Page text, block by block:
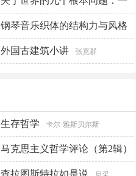
个中学生眼中的哲学探索 张朔
宁
钢琴音乐织体的结构力与风格
研究 王庆
外国古建筑小讲 张克群
生存哲学 卡尔·雅斯贝尔斯
马克思主义哲学评论（第2辑）
陈新夏 杨生平 黄志军
查拉图斯特拉如是说